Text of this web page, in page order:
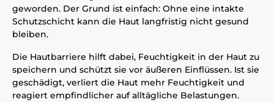
geworden. Der Grund ist einfach: Ohne eine intakte
Schutzschicht kann die Haut langfristig nicht gesund
bleiben.
Die Hautbarriere hilft dabei, Feuchtigkeit in der Haut zu
speichern und schützt sie vor äußeren Einflüssen. Ist sie
geschädigt, verliert die Haut mehr Feuchtigkeit und
reagiert empfindlicher auf alltägliche Belastungen.